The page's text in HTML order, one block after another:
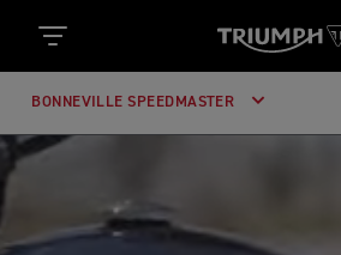
BONNEVILLE SPEEDMASTER